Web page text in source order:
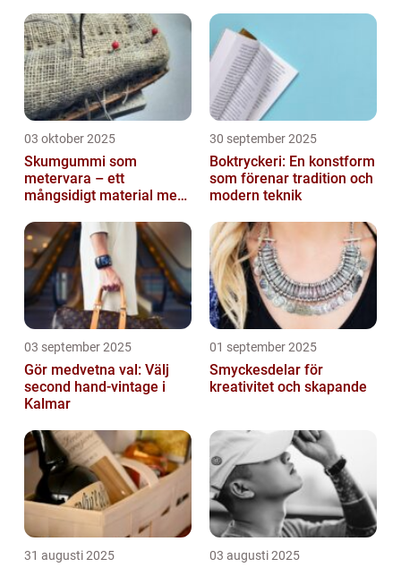
03 oktober 2025
Skumgummi som
metervara – ett
mångsidigt material med
användningsområden
30 september 2025
Boktryckeri: En konstform
som förenar tradition och
modern teknik
03 september 2025
Gör medvetna val: Välj
second hand-vintage i
Kalmar
01 september 2025
Smyckesdelar för
kreativitet och skapande
31 augusti 2025 03 augusti 2025